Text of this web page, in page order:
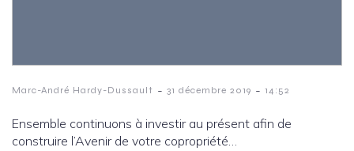
Marc-André Hardy-Dussault - 31 décembre 2019 - 14:52
Ensemble continuons à investir au présent afin de
construire l’Avenir de votre copropriété…